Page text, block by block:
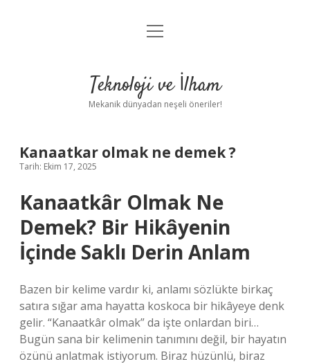
Anasayfa
Yasal Uyarı
menüyü
Teknoloji ve İlham
Mekanik dünyadan neşeli öneriler!
Kanaatkar olmak ne demek ?
Tarih: Ekim 17, 2025
Kanaatkâr Olmak Ne
Demek? Bir Hikâyenin
İçinde Saklı Derin Anlam
Bazen bir kelime vardır ki, anlamı sözlükte birkaç
satıra sığar ama hayatta koskoca bir hikâyeye denk
gelir. “Kanaatkâr olmak” da işte onlardan biri…
Bugün sana bir kelimenin tanımını değil, bir hayatın
özünü anlatmak istiyorum. Biraz hüzünlü, biraz